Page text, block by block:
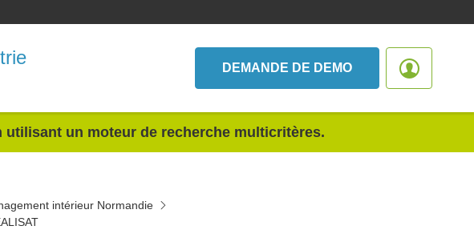
DEMANDE DE DEMO
utilisant un moteur de recherche multicritères.
intérieur Normandie